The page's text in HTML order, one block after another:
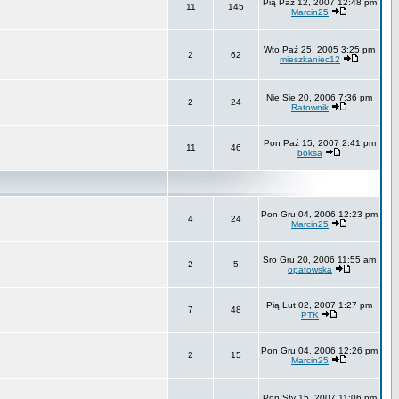
11 145
Pią Paź 12, 2007 12:48 pm
Marcin25
2 62
Wto Paź 25, 2005 3:25 pm
mieszkaniec12
2 24
Nie Sie 20, 2006 7:36 pm
Ratownik
11 46
Pon Paź 15, 2007 2:41 pm
boksa
4 24
Pon Gru 04, 2006 12:23 pm
Marcin25
2 5
Sro Gru 20, 2006 11:55 am
opatowska
7 48
Pią Lut 02, 2007 1:27 pm
PTK
2 15
Pon Gru 04, 2006 12:26 pm
Marcin25